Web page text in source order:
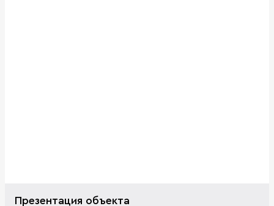
Презентация объекта